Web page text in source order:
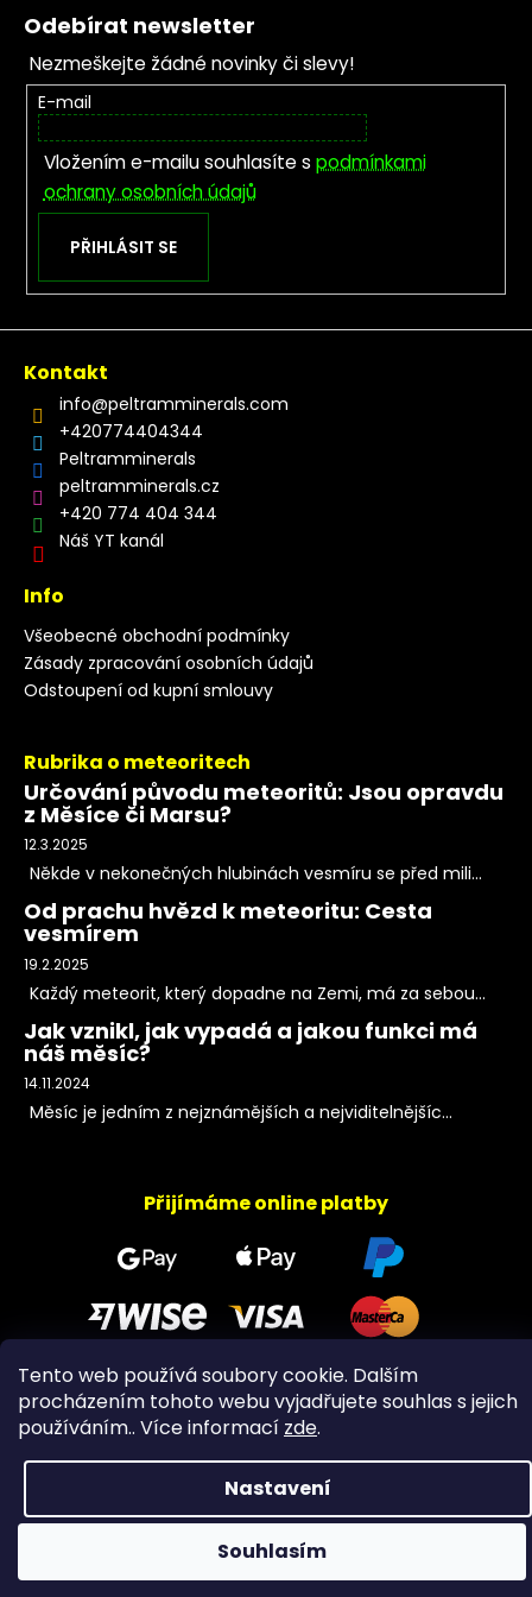
Tento web používá soubory cookie. Dalším
procházením tohoto webu vyjadřujete souhlas s jejich
používáním.. Více informací zde.
Nastavení
Souhlasím
Odebírat newsletter
Nezmeškejte žádné novinky či slevy!
E-mail
Vložením e-mailu souhlasíte s podmínkami
ochrany osobních údajů
PŘIHLÁSIT SE
Kontakt
info@peltramminerals.com
+420774404344
Peltramminerals
peltramminerals.cz
+420 774 404 344
Náš YT kanál
Info
Všeobecné obchodní podmínky
Zásady zpracování osobních údajů
Odstoupení od kupní smlouvy
Rubrika o meteoritech
Určování původu meteoritů: Jsou opravdu
z Měsíce či Marsu?
12.3.2025
Někde v nekonečných hlubinách vesmíru se před mili...
Od prachu hvězd k meteoritu: Cesta
vesmírem
19.2.2025
Každý meteorit, který dopadne na Zemi, má za sebou...
Jak vznikl, jak vypadá a jakou funkci má
náš měsíc?
14.11.2024
Měsíc je jedním z nejznámějších a nejviditelnějšíc...
Přijímáme online platby
Copyright 2026PeltramMinerals. Všechna práva
vyhrazena.